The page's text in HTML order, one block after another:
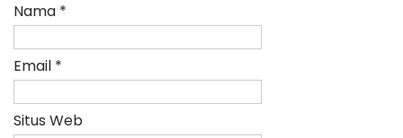
Nama *
Email *
Situs Web